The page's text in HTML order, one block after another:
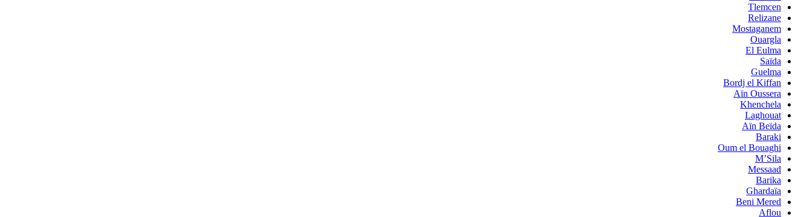
Tlemcen
Relizane
Mostaganem
Ouargla
El Eulma
Saïda
Guelma
Bordj el Kiffan
Aïn Oussera
Khenchela
Laghouat
Aïn Beïda
Baraki
Oum el Bouaghi
M’Sila
Messaad
Barika
Ghardaïa
Beni Mered
Aflou